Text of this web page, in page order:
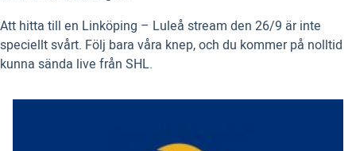
Att hitta till en Linköping – Luleå stream den 26/9 är inte
speciellt svårt. Följ bara våra knep, och du kommer på nolltid
kunna sända live från SHL.